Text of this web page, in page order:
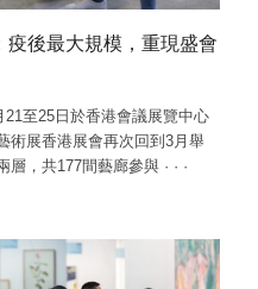
後最大規模，重現盛會
至25日於香港會議展覽中心
術展香港展會再次回到3月舉
層，共177間藝廊參與 · · ·